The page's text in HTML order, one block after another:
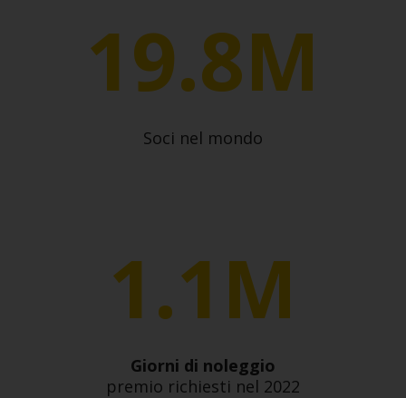
19.8M
Soci nel mondo
1.1M
Giorni di noleggio
premio richiesti nel 2022